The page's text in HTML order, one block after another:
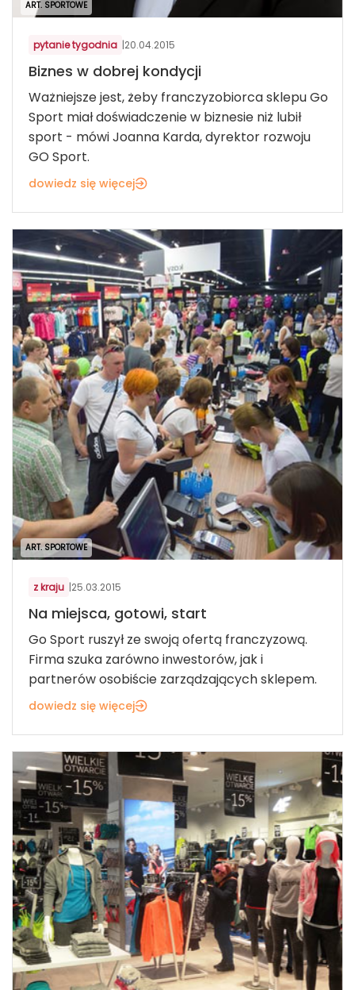
ART. SPORTOWE
pytanie tygodnia |20.04.2015
Biznes w dobrej kondycji
Ważniejsze jest, żeby franczyzobiorca sklepu Go
Sport miał doświadczenie w biznesie niż lubił
sport - mówi Joanna Karda, dyrektor rozwoju
GO Sport.
dowiedz się więcej
ART. SPORTOWE
z kraju |25.03.2015
Na miejsca, gotowi, start
Go Sport ruszył ze swoją ofertą franczyzową.
Firma szuka zarówno inwestorów, jak i
partnerów osobiście zarządzających sklepem.
dowiedz się więcej